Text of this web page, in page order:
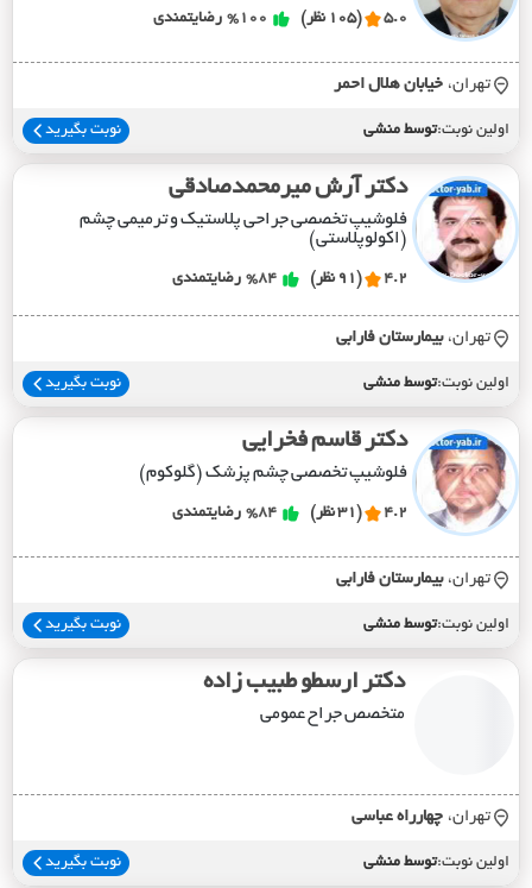
5.0 (105 نظر) %100 رضایتمندی
تهران، خيابان هلال احمر
اولین نوبت:توسط منشی نوبت بگیرید
دکتر آرش میرمحمدصادقی
فلوشیپ تخصصی جراحی پلاستیک و ترمیمی چشم
(اکولوپلاستی)
4.2 (91 نظر) %84 رضایتمندی
تهران، بيمارستان فارابي
اولین نوبت:توسط منشی نوبت بگیرید
دکتر قاسم فخرایی
فلوشیپ تخصصی چشم پزشک (گلوکوم)
4.2 (31 نظر) %84 رضایتمندی
تهران، بيمارستان فارابي
اولین نوبت:توسط منشی نوبت بگیرید
دکتر ارسطو طبیب زاده
متخصص جراح عمومی
تهران، چهارراه عباسي
اولین نوبت:توسط منشی نوبت بگیرید